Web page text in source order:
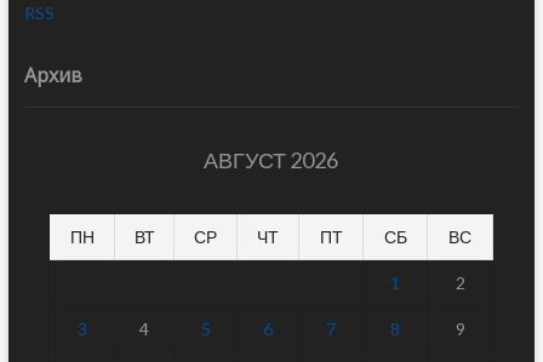
RSS
Архив
АВГУСТ 2026
ПН ВТ СР ЧТ ПТ СБ ВС
1 2
3 4 5 6 7 8 9